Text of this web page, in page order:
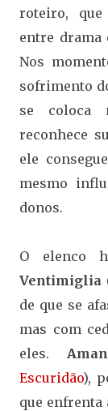
roteiro,
entre drama
Nos
sofrimento
se coloca
reconhece
ele
mesmo
donos.
O elenco
Ventimiglia
de que se
mas com
eles.
Escuridão),
que enfrenta